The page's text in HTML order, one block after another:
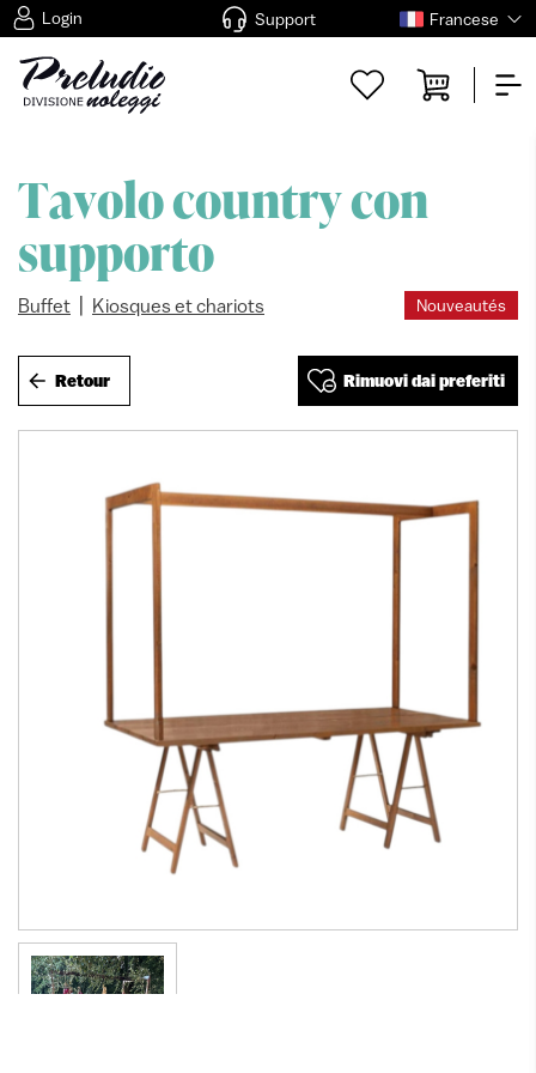
Login Support Francese
Tavolo country con
supporto
Buffet Kiosques et chariots Nouveautés
Retour Rimuovi dai preferiti